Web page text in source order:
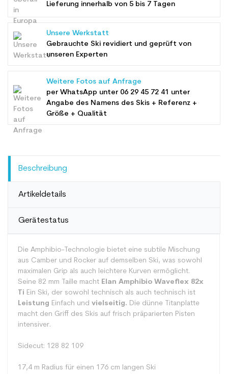
Lieferung innerhalb von 5 bis 7 Tagen
Unsere Werkstatt
Gebrauchte Ski revidiert und geprüft von
unseren Experten
Weitere Fotos auf Anfrage
per WhatsApp unter 06 29 45 72 41 unter
Angabe des Namens des Skis + Referenz +
Größe + Qualität
Beschreibung
Artikeldetails
Gerätestatus
Die Amphibio-Technologie bietet eine subtile Mischung
aus Camber und Rocker auf demselben Ski, was sowohl
maximalen Grip als auch leichtere Kurven ermöglicht.
Seine 82 mm Taille macht Elan Amphibio Waveflex 82x
Ti Ein Ski, der sowohl technisch als auch technisch ist
Leistung Einfach und vielseitig. Die dünne Titanplatte
macht den Griff des Skis auf frisch präparierten Pisten
intensiver.
Sidecut: 128 82 109
17,4 m Radius für einen 176 cm langen Ski